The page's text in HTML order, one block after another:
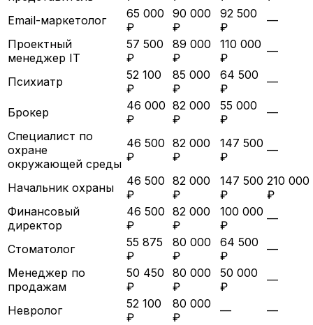
Email-маркетолог
65 000
₽
90 000
₽
92 500
₽
—
Проектный
менеджер IT
57 500
₽
89 000
₽
110 000
₽
—
Психиатр
52 100
₽
85 000
₽
64 500
₽
—
Брокер
46 000
₽
82 000
₽
55 000
₽
—
Специалист по
охране
окружающей среды
46 500
₽
82 000
₽
147 500
₽
—
Начальник охраны
46 500
₽
82 000
₽
147 500
₽
210 000
₽
Финансовый
директор
46 500
₽
82 000
₽
100 000
₽
—
Стоматолог
55 875
₽
80 000
₽
64 500
₽
—
Менеджер по
продажам
50 450
₽
80 000
₽
50 000
₽
—
Невролог
52 100
₽
80 000
₽
— —